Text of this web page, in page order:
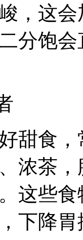
，这
分饱
甜食
浓茶
这些
下降